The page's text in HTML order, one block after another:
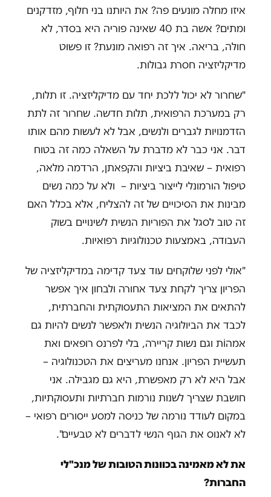
איזו מחלה מונעים פה? את היותנו בני חלוף, מזדקנים
ומתים? אשה בת 40 שאינה פוריה היא בסדר, לא
חולה, בריאה. איך זה רפואה מונעת? זו פשוט
מדיקליזציה חסרת גבולות.
"שחרור לא יכול ללכת יחד עם מדיקליזציה. זו תלות,
רק במערכת הרפואית, תלות חדשה. שחרור זה לתת
הזדמנויות לגברים ולנשים, אבל לא לעשות מהם אותו
דבר. אני כבר לא מדברת על השאלה כמה זה בטוח
רפואית – שאיבת ביציות והקפאתן, הרדמה מלאה,
טיפול הורמונלי לייצור ביציות – ולא על כמה נשים
מבינות את הסיכויים של זה להצליח, אלא בכלל האם
זה טוב לסגל את הפוריות הנשית לשינויים בשוק
העבודה, באמצעות טכנולוגיות רפואיות.
"אולי לפני שלוקחים עוד צעד קדימה במדיקליזציה של
הפריון צריך לקחת צעד אחורה ולבחון איך אפשר
להתאים את המציאות התעסוקתית והחברתית,
לכבד את הביולוגיה הנשית ולאפשר לנשים להיות גם
אמהוֹת וגם נשות קריירה, בלי לפרנס רופאים ואת
תעשיית הפריון. אנחנו מעריצים את הטכנולוגיה –
אבל היא לא רק מאפשרת, היא גם מגבילה. אני
חושבת שצריך לשנות נורמות חברתיות ותעסוקתיות,
במקום לעודד נורמה של כניסה למסע ייסורים רפואי –
לא לאנוס את הגוף הנשי לדברים לא טבעיים".
את לא מאמינה בכוונות הטובות של מנכ"לי
החברות?